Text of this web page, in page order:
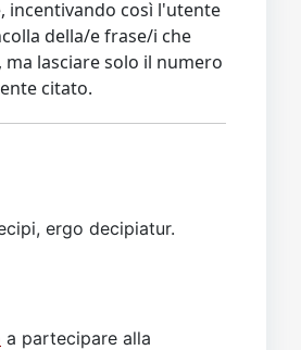
incentivando così l'utente
della/e frase/i che
lasciare solo il numero
citato.
ergo decipiatur.
a partecipare alla